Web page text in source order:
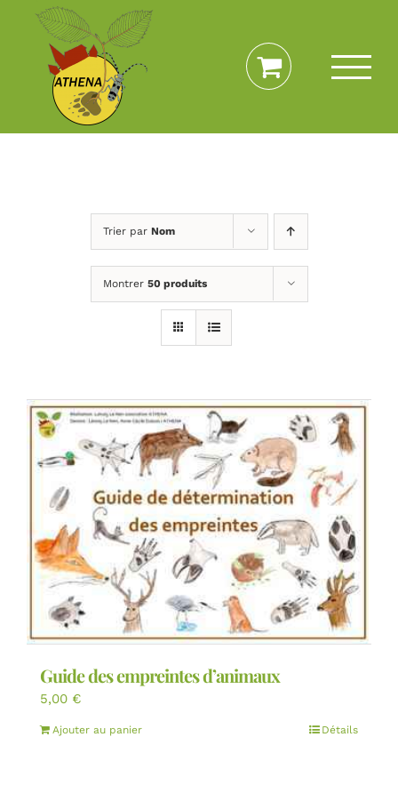
Passer
contenu
Trier par Nom
Montrer 50 produits
Guide des empreintes d’animaux
5,00 €
Ajouter au panier Détails